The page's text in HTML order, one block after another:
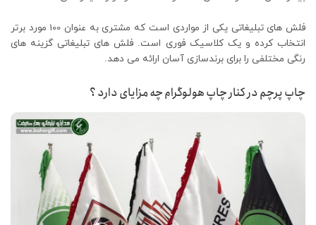
فلش های تبلیغاتی یکی از مواردی است که مشتری به عنوان 100 مورد برتر
انتخاب کرده و یک کلاسیک فوری است. فلش های تبلیغاتی گزینه های
رنگی مختلفی را برای برندسازی آسان ارائه می دهد.
چاپ پرچم در کنار چاپ هولوگرام چه مزایای دارد ؟